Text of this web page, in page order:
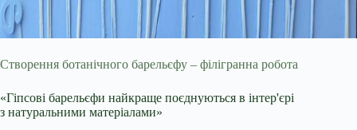
Створення ботанічного барельєфу – філігранна робота
«Гіпсові барельєфи найкраще поєднуються в інтер'єрі
з натуральними матеріалами»